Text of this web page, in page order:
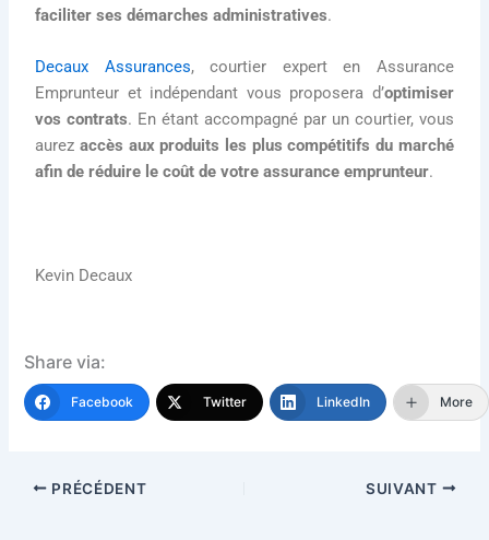
faciliter ses démarches administratives.
Decaux Assurances, courtier expert en Assurance
Emprunteur et indépendant vous proposera d’optimiser
vos contrats. En étant accompagné par un courtier, vous
aurezaccès aux produits les plus compétitifs du marché
afin de réduire le coût de votre assurance emprunteur.
Kevin Decaux
Share via:
Facebook Twitter LinkedIn More
PRÉCÉDENT SUIVANT